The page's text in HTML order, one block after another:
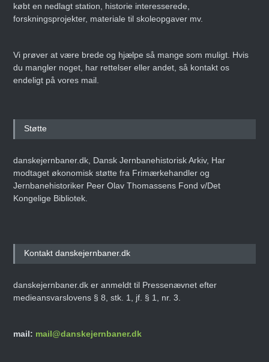
købt en nedlagt station, historie interesserede,
forskningsprojekter, materiale til skoleopgaver mv.
Vi prøver at være brede og hjælpe så mange som muligt. Hvis
du mangler noget, har rettelser eller andet, så kontakt os
endeligt på vores mail.
Støtte
danskejernbaner.dk, Dansk Jernbanehistorisk Arkiv, Har
modtaget økonomisk støtte fra Frimærkehandler og
Jernbanehistoriker Peer Olav Thomassens Fond v/Det
Kongelige Bibliotek.
Kontakt danskejernbaner.dk
danskejernbaner.dk er anmeldt til Pressenævnet efter
medieansvarslovens § 8, stk. 1, jf. § 1, nr. 3.
mail: mail@danskejernbaner.dk